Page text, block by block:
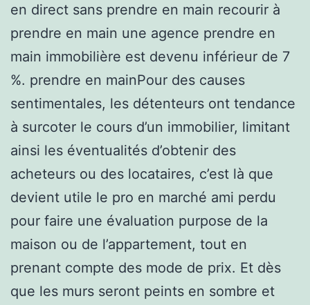
en direct sans prendre en main recourir à
prendre en main une agence prendre en
main immobilière est devenu inférieur de 7
%. prendre en mainPour des causes
sentimentales, les détenteurs ont tendance
à surcoter le cours d’un immobilier, limitant
ainsi les éventualités d’obtenir des
acheteurs ou des locataires, c’est là que
devient utile le pro en marché ami perdu
pour faire une évaluation purpose de la
maison ou de l’appartement, tout en
prenant compte des mode de prix. Et dès
que les murs seront peints en sombre et